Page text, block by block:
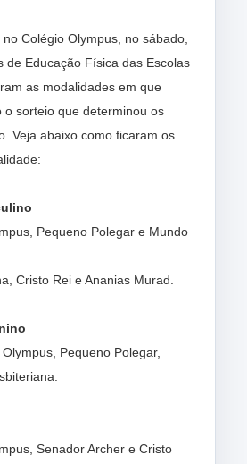
Colégio Olympus, no sábado,
de Educação Física das Escolas
as modalidades em que
o sorteio que determinou os
Veja abaixo como ficaram os
Pequeno Polegar e Mundo
Cristo Rei e Ananias Murad.
Pequeno Polegar,
Senador Archer e Cristo